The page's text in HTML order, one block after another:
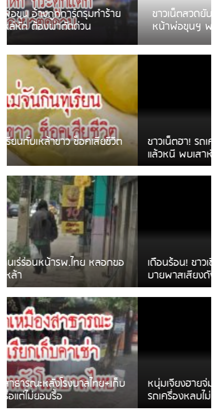
ชาวเน็ตสวดยับ! พบพม่าเร่ขายพวงมาลัย
หน้าพ่อขุนฯ พอไม่ซื้อเดินตาม
ชาวเน็ตฮา! รถเครื่องแม่สายชนป้ายร้านโลงศพ
แล้วหนี พบเสาหัก เบรคหัก หวิดได้ใช้บริการ
เดือนร้อน! ชาวเชียงรายบ่นรถ Isuzu สีขาวซิ่ง
บายพาสเสียงดังสร้างความรำคาญ
หนุ่มเจียงฮายจ่ม พบถังน้ำดื่มตกกลางถนน
รถเครื่องหลบไม่ทันล้มบาดเจ็บ